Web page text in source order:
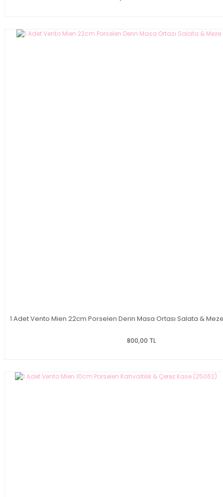
1 Adet Vento Mien 22cm Porselen Derin Masa Ortası Salata &
800,00 TL